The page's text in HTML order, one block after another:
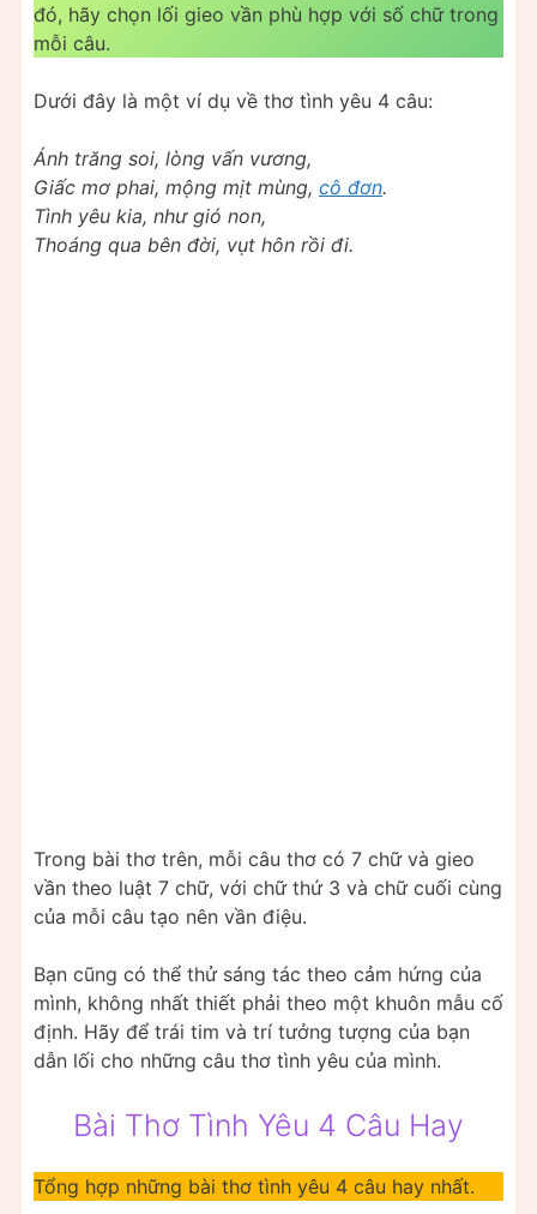
đó, hãy chọn lối gieo vần phù hợp với số chữ trong
mỗi câu.
Dưới đây là một ví dụ về thơ tình yêu 4 câu:
Ánh trăng soi, lòng vấn vương,
Giấc mơ phai, mộng mịt mùng, cô đơn.
Tình yêu kia, như gió non,
Thoáng qua bên đời, vụt hôn rồi đi.
Trong bài thơ trên, mỗi câu thơ có 7 chữ và gieo
vần theo luật 7 chữ, với chữ thứ 3 và chữ cuối cùng
của mỗi câu tạo nên vần điệu.
Bạn cũng có thể thử sáng tác theo cảm hứng của
mình, không nhất thiết phải theo một khuôn mẫu cố
định. Hãy để trái tim và trí tưởng tượng của bạn
dẫn lối cho những câu thơ tình yêu của mình.
Bài Thơ Tình Yêu 4 Câu Hay
Tổng hợp những bài thơ tình yêu 4 câu hay nhất.